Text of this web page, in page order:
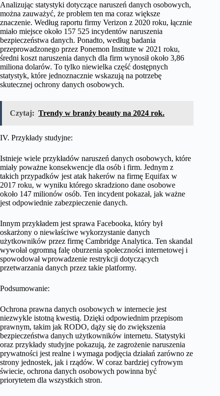
Analizując statystyki dotyczące naruszeń danych osobowych,
można zauważyć, że problem ten ma coraz większe
znaczenie. Według raportu firmy Verizon z 2020 roku, łącznie
miało miejsce około 157 525 incydentów naruszenia
bezpieczeństwa danych. Ponadto, według badania
przeprowadzonego przez Ponemon Institute w 2021 roku,
średni koszt naruszenia danych dla firm wynosił około 3,86
miliona dolarów. To tylko niewielka część dostępnych
statystyk, które jednoznacznie wskazują na potrzebę
skutecznej ochrony danych osobowych.
Czytaj: Trendy w branży beauty na 2024 rok.
IV. Przykłady studyjne:
Istnieje wiele przykładów naruszeń danych osobowych, które
miały poważne konsekwencje dla osób i firm. Jednym z
takich przypadków jest atak hakerów na firmę Equifax w
2017 roku, w wyniku którego skradziono dane osobowe
około 147 milionów osób. Ten incydent pokazał, jak ważne
jest odpowiednie zabezpieczenie danych.
Innym przykładem jest sprawa Facebooka, który był
oskarżony o niewłaściwe wykorzystanie danych
użytkowników przez firmę Cambridge Analytica. Ten skandal
wywołał ogromną falę oburzenia społeczności internetowej i
spowodował wprowadzenie restrykcji dotyczących
przetwarzania danych przez takie platformy.
Podsumowanie:
Ochrona prawna danych osobowych w internecie jest
niezwykle istotną kwestią. Dzięki odpowiednim przepisom
prawnym, takim jak RODO, dąży się do zwiększenia
bezpieczeństwa danych użytkowników internetu. Statystyki
oraz przykłady studyjne pokazują, że zagrożenie naruszenia
prywatności jest realne i wymaga podjęcia działań zarówno ze
strony jednostek, jak i rządów. W coraz bardziej cyfrowym
świecie, ochrona danych osobowych powinna być
priorytetem dla wszystkich stron.